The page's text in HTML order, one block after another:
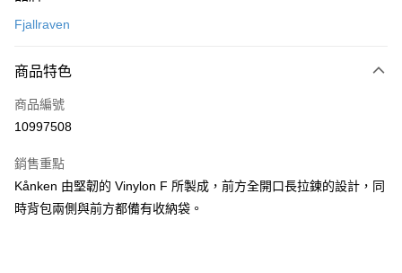
信用卡一次付款
3 期 0 利率 每期
合作金庫商業銀行
上海商業儲蓄銀行
臺灣中小企業銀行
匯豐（台灣）商業銀行
華泰商業銀行
聯邦商業銀行
超商取貨付款
LINE Pay
Apple Pay
ATM付款
Fjallraven
商品特色
商品編號
10997508
銷售重點
Kånken 由堅韌的 Vinylon F 所製成，前方全開口長拉鍊的設計，同
時背包兩側與前方都備有收納袋。